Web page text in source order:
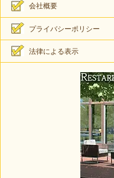
会社概要
プライバシーポリシー
法律による表示